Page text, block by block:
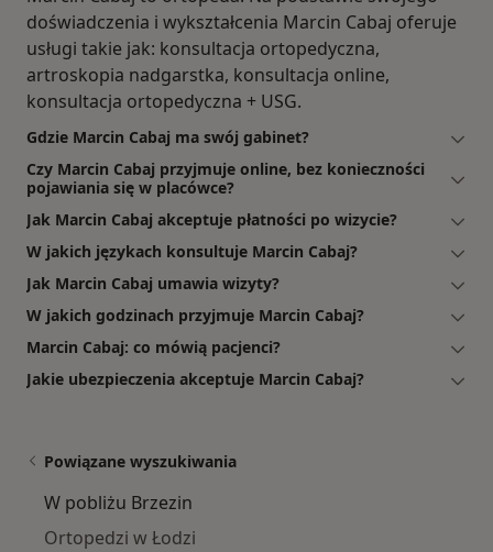
doświadczenia i wykształcenia Marcin Cabaj oferuje
usługi takie jak: konsultacja ortopedyczna,
artroskopia nadgarstka, konsultacja online,
konsultacja ortopedyczna + USG.
Gdzie Marcin Cabaj ma swój gabinet?
Czy Marcin Cabaj przyjmuje online, bez konieczności
pojawiania się w placówce?
Jak Marcin Cabaj akceptuje płatności po wizycie?
W jakich językach konsultuje Marcin Cabaj?
Jak Marcin Cabaj umawia wizyty?
W jakich godzinach przyjmuje Marcin Cabaj?
Marcin Cabaj: co mówią pacjenci?
Jakie ubezpieczenia akceptuje Marcin Cabaj?
Powiązane wyszukiwania
W pobliżu Brzezin
Ortopedzi w Łodzi